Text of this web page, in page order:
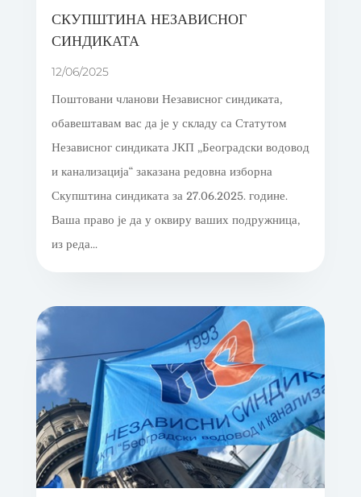
СКУПШТИНА НЕЗАВИСНОГ
СИНДИКАТА
12/06/2025
Поштовани чланови Независног синдиката,
обавештавам вас да је у складу са Статутом
Независног синдиката ЈКП „Београдски водовод
и канализација“ заказана редовна изборна
Скупштина синдиката за 27.06.2025. године.
Ваша право је да у оквиру ваших подружница,
из реда...